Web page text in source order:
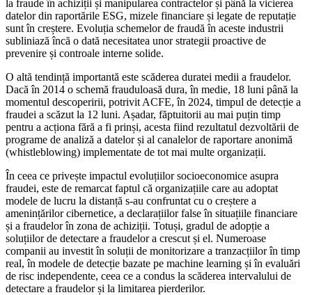
la fraude în achiziții și manipularea contractelor și până la vicierea
datelor din raportările ESG, mizele financiare și legate de reputație
sunt în creștere. Evoluția schemelor de fraudă în aceste industrii
subliniază încă o dată necesitatea unor strategii proactive de
prevenire și controale interne solide.
O altă tendință importantă este scăderea duratei medii a fraudelor.
Dacă în 2014 o schemă frauduloasă dura, în medie, 18 luni până la
momentul descoperirii, potrivit ACFE, în 2024, timpul de detecție a
fraudei a scăzut la 12 luni. Așadar, făptuitorii au mai puțin timp
pentru a acționa fără a fi prinși, acesta fiind rezultatul dezvoltării de
programe de analiză a datelor și al canalelor de raportare anonimă
(whistleblowing) implementate de tot mai multe organizații.
În ceea ce privește impactul evoluțiilor socioeconomice asupra
fraudei, este de remarcat faptul că organizațiile care au adoptat
modele de lucru la distanță s-au confruntat cu o creștere a
amenințărilor cibernetice, a declarațiilor false în situațiile financiare
și a fraudelor în zona de achiziții. Totuși, gradul de adopție a
soluțiilor de detectare a fraudelor a crescut și el. Numeroase
companii au investit în soluții de monitorizare a tranzacțiilor în timp
real, în modele de detecție bazate pe machine learning și în evaluări
de risc independente, ceea ce a condus la scăderea intervalului de
detectare a fraudelor și la limitarea pierderilor.